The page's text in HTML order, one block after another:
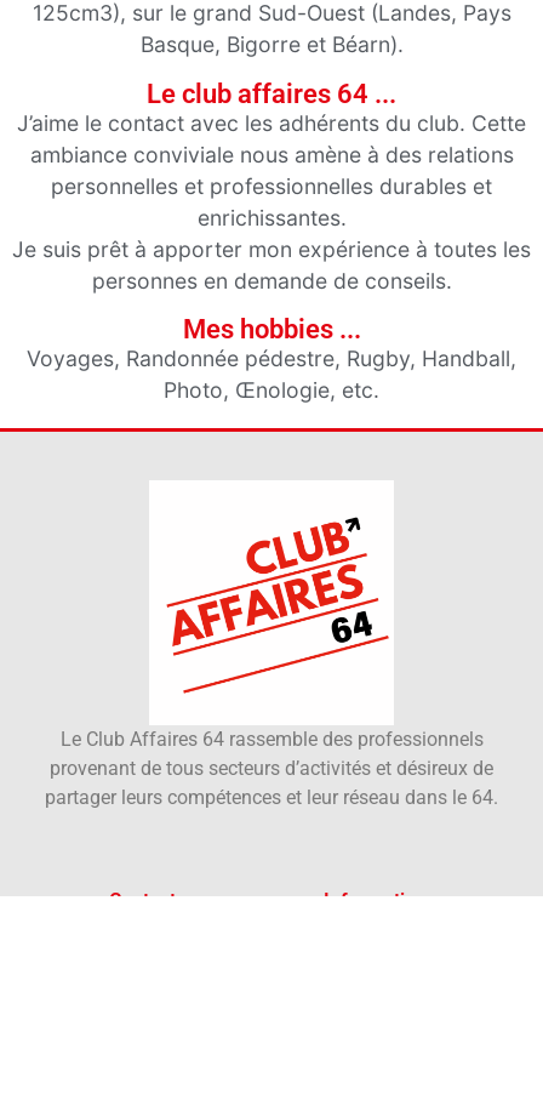
125cm3), sur le grand Sud-Ouest (Landes, Pays
Basque, Bigorre et Béarn).
Le club affaires 64 ...
J’aime le contact avec les adhérents du club. Cette
ambiance conviviale nous amène à des relations
personnelles et professionnelles durables et
enrichissantes.
Je suis prêt à apporter mon expérience à toutes les
personnes en demande de conseils.
Mes hobbies ...
Voyages, Randonnée pédestre, Rugby, Handball,
Photo, Œnologie, etc.
Le Club Affaires 64 rassemble des professionnels
provenant de tous secteurs d’activités et désireux de
partager leurs compétences et leur réseau dans le 64.
Contact
Informations